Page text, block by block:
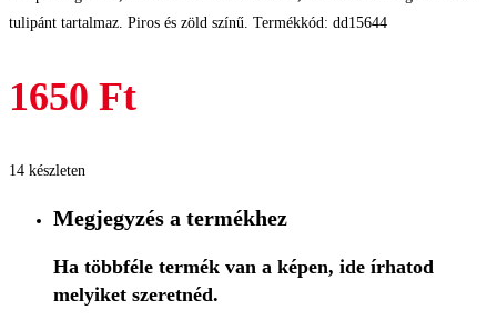
tulipánt tartalmaz. Piros és zöld színű. Termékkód: dd15644
1650 Ft
14 készleten
Megjegyzés a termékhez
Ha többféle termék van a képen, ide írhatod
melyiket szeretnéd.